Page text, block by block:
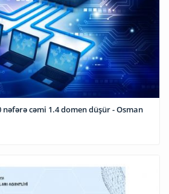
cəmi 1.4 domen düşür - Osman